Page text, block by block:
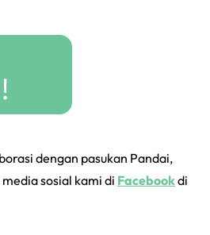
dengan pasukan Pandai,
sosial kami di Facebookdi